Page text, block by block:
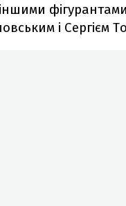
іншими
і Сергієм